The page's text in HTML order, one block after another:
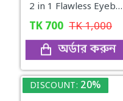
2 in 1 Flawless Eyebrow Hair Remover Stylish & Fashionable Rechargeable Facial Hair Trimmer for Women Painless
TK 700 TK1,000
অর্ডার করুন
DISCOUNT: 20%